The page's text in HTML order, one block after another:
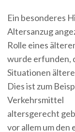
Ein besonderes
Altersanzug
Rolle eines
wurde erfunden,
Situationen
Dies ist zum
Verkehrsmittel
altersgerecht
vor allem um den